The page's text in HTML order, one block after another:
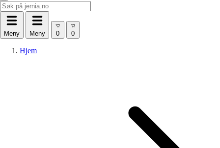
Meny Meny
Hjem